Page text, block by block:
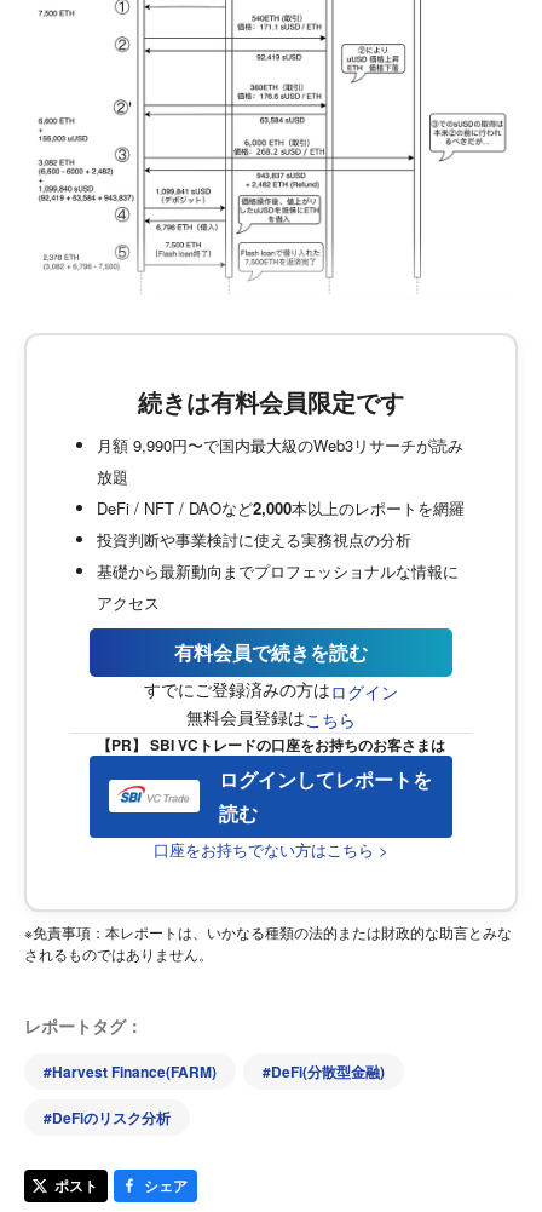
続きは有料会員限定です
月額 9,990円〜で国内最大級のWeb3リサーチが読み
放題
DeFi / NFT / DAOなど2,000本以上のレポートを網羅
投資判断や事業検討に使える実務視点の分析
基礎から最新動向までプロフェッショナルな情報に
アクセス
有料会員で続きを読む
すでにご登録済みの方はログイン
無料会員登録はこちら
【PR】 SBI VCトレードの口座をお持ちのお客さまは
ログインしてレポートを
読む
口座をお持ちでない方はこちら >
※免責事項：本レポートは、いかなる種類の法的または財政的な助言とみな
されるものではありません。
レポートタグ：
#Harvest Finance(FARM) #DeFi(分散型金融)
#DeFiのリスク分析
ポスト シェア